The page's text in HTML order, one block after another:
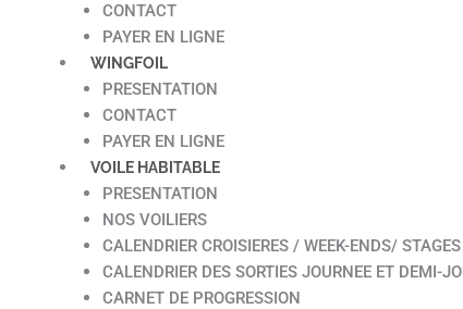
CONTACT
PAYER EN LIGNE
WINGFOIL
PRESENTATION
CONTACT
PAYER EN LIGNE
VOILE HABITABLE
PRESENTATION
NOS VOILIERS
CALENDRIER CROISIERES / WEEK-ENDS/
CALENDRIER DES SORTIES JOURNEE ET DEMI-
CARNET DE PROGRESSION